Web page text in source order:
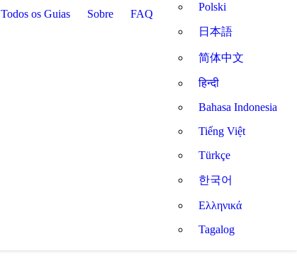
Todos os Guias Sobre FAQ
Polski
日本語
简体中文
हिन्दी
Bahasa Indonesia
Tiếng Việt
Türkçe
한국어
Ελληνικά
Tagalog